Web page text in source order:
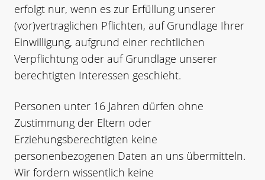
erfolgt nur, wenn es zur Erfüllung unserer
(vor)vertraglichen Pflichten, auf Grundlage Ihrer
Einwilligung, aufgrund einer rechtlichen
Verpflichtung oder auf Grundlage unserer
berechtigten Interessen geschieht.
Personen unter 16 Jahren dürfen ohne
Zustimmung der Eltern oder
Erziehungsberechtigten keine
personenbezogenen Daten an uns übermitteln.
Wir fordern wissentlich keine